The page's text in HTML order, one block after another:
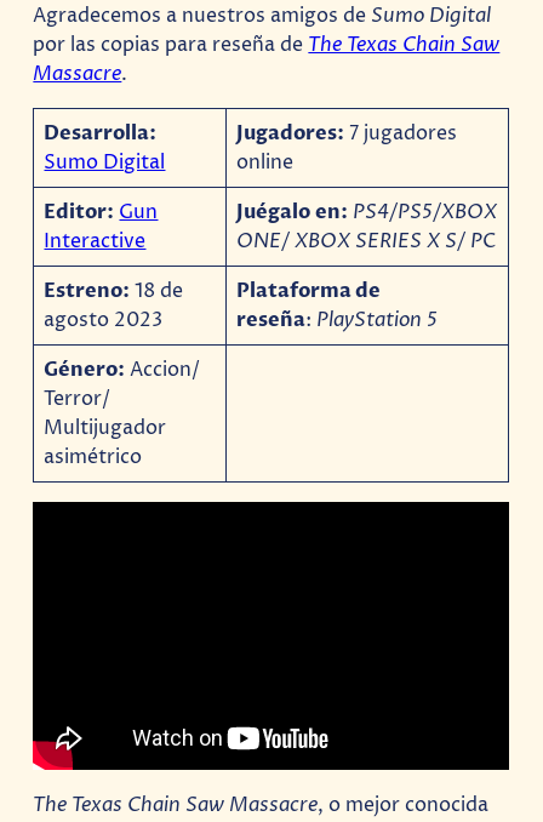
Agradecemos a nuestros amigos de Sumo Digital
por las copias para reseña de The Texas Chain Saw
Massacre.
Desarrolla:
Sumo Digital
Jugadores: 7 jugadores
online
Editor: Gun
Interactive
Juégalo en: PS4/PS5/XBOX
ONE/ XBOX SERIES X S/ PC
Estreno: 18 de
agosto 2023
Plataforma de
reseña: PlayStation 5
Género: Accion/
Terror/
Multijugador
asimétrico
The Texas Chain Saw Massacre, o mejor conocida